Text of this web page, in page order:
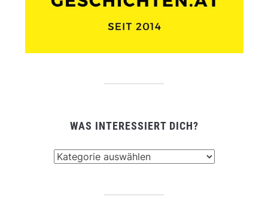
WAS INTERESSIERT DICH?